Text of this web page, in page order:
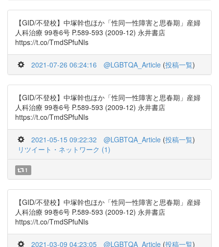
【GID/不登校】中塚幹也ほか「性同一性障害と思春期」産婦
人科治療 99巻6号 P.589-593 (2009-12) 永井書店
https://t.co/TmdSPfuNIs
2021-07-26 06:24:16 @LGBTQA_Article (投稿一覧)
【GID/不登校】中塚幹也ほか「性同一性障害と思春期」産婦
人科治療 99巻6号 P.589-593 (2009-12) 永井書店
https://t.co/TmdSPfuNIs
2021-05-15 09:22:32 @LGBTQA_Article (投稿一覧)
リツイート・ネットワーク (1)
1
【GID/不登校】中塚幹也ほか「性同一性障害と思春期」産婦
人科治療 99巻6号 P.589-593 (2009-12) 永井書店
https://t.co/TmdSPfuNIs
2021-03-09 04:23:05 @LGBTQA_Article (投稿一覧)